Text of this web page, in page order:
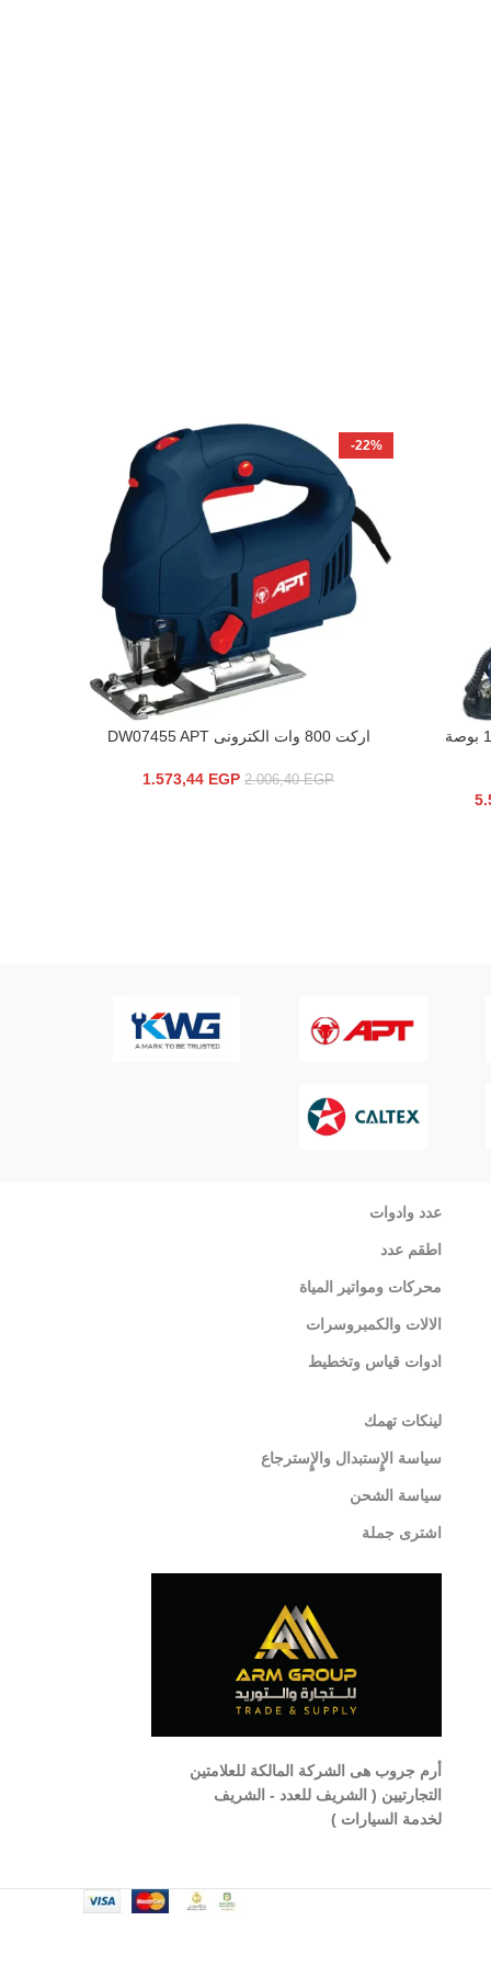
ماكينة صنفرة حوائط 820 وات 10 بوصة
-22%
إضافة إلى السلة
اركت 800 وات الكترونى DW07455 APT
2.006,40EGP
1.573,44 EGP
عدد وادوات
اطقم عدد
محركات ومواتير المياة
الالات والكمبروسرات
ادوات قياس وتخطيط
لينكات تهمك
سياسة الإٍستبدال والإٍسترجاع
سياسة الشحن
اشترى جملة
أرم جروب هى الشركة المالكة للعلامتين
التجارتيين ( الشريف للعدد - الشريف
لخدمة السيارات )